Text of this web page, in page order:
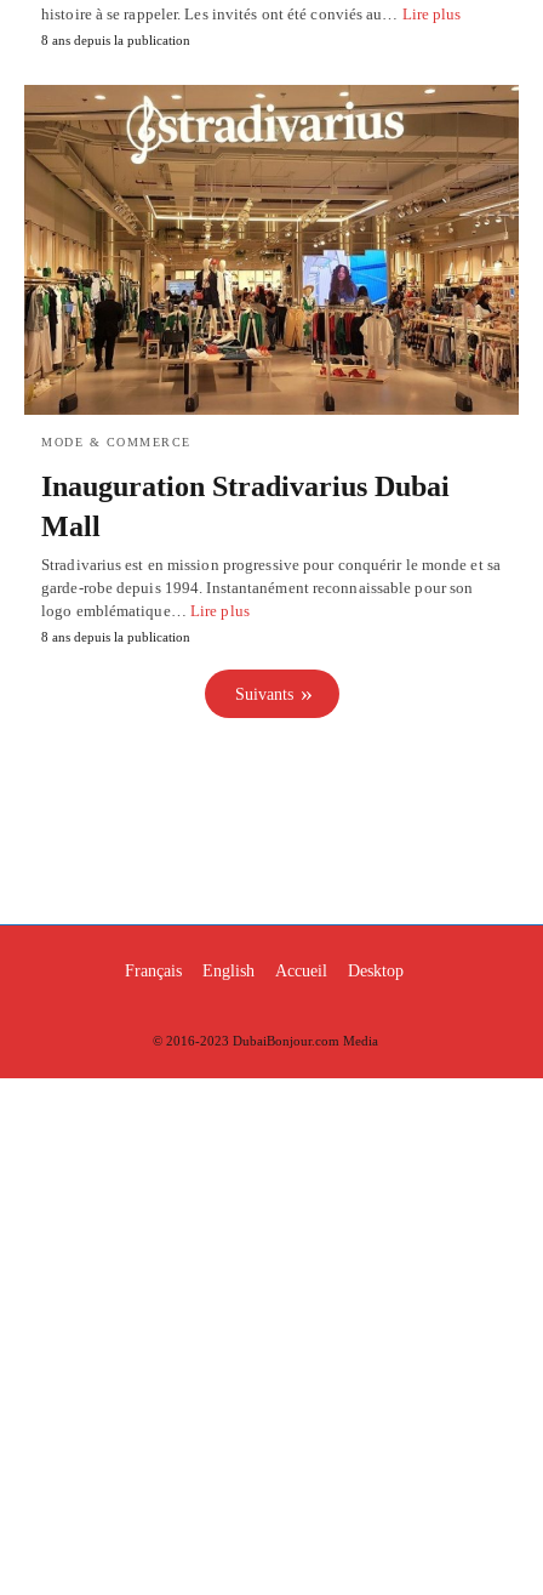
histoire à se rappeler. Les invités ont été conviés au… Lire plus
8 ans depuis la publication
MODE & COMMERCE
Inauguration Stradivarius Dubai
Mall
Stradivarius est en mission progressive pour conquérir le monde et sa
garde-robe depuis 1994. Instantanément reconnaissable pour son
logo emblématique… Lire plus
8 ans depuis la publication
Suivants
Français English Accueil Desktop
© 2016-2023 DubaiBonjour.com Media